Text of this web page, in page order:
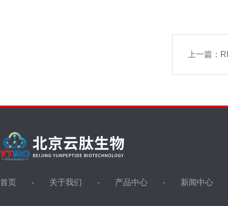
上一篇：
首页 关于我们 产品中心 新闻中心